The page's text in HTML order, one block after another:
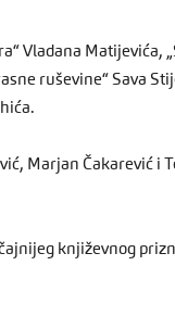
Vladana Matijevića,
ruševine“ Sava
Marjan Čakarević i
književnog